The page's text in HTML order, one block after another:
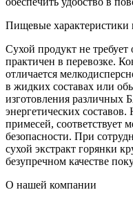
Пищевые характеристики
Сухой продукт не
практичен в перевозке.
отличается
в жидких составах или
изготовления различных
энергетических
примесей, соответствует
безопасности. При
сухой экстракт горянки
безупречном качестве
О нашей компании